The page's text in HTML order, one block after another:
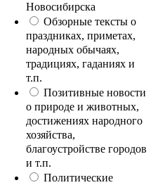
Новосибирска
Обзорные тексты о
праздниках, приметах,
народных обычаях,
традициях, гаданиях и
т.п.
Позитивные новости
о природе и животных,
достижениях народного
хозяйства,
благоустройстве городов
и т.п.
Политические